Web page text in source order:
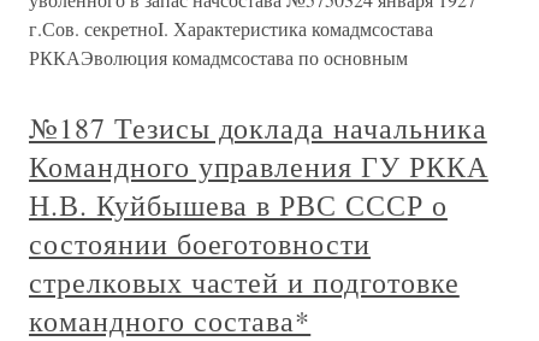
г.Сов. секретноI. Характеристика комадмсостава
РККАЭволюция комадмсостава по основным
№187 Тезисы доклада начальника
Командного управления ГУ РККА
Н.В. Куйбышева в РВС СССР о
состоянии боеготовности
стрелковых частей и подготовке
командного состава*